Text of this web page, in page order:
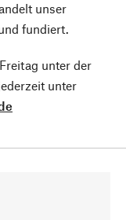
unser
fundiert.
unter der
unter